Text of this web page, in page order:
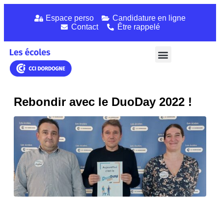
Espace perso
Candidature en ligne
Contact
Être rappelé
Rebondir avec le DuoDay 2022 !